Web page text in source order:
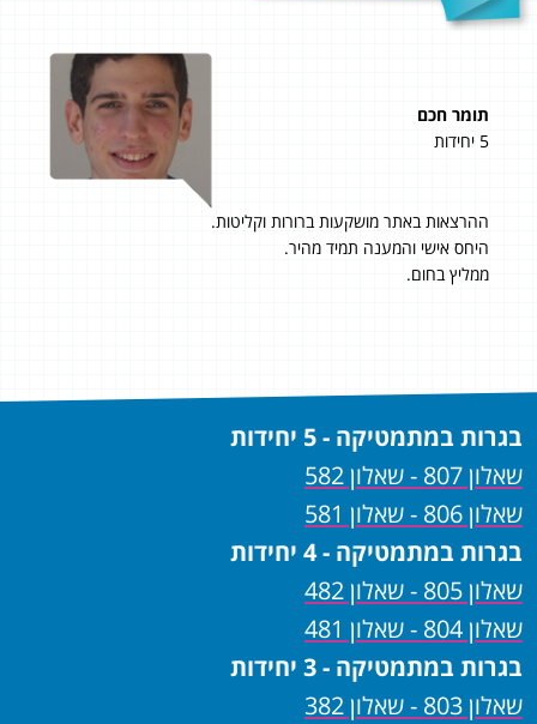
תומר חכם
5 יחידות
ההרצאות באתר מושקעות ברורות וקליטות.
היחס אישי והמענה תמיד מהיר.
ממליץ בחום.
בגרות במתמטיקה - 5 יחידות
שאלון 807 - שאלון 582
שאלון 806 - שאלון 581
בגרות במתמטיקה - 4 יחידות
שאלון 805 - שאלון 482
שאלון 804 - שאלון 481
בגרות במתמטיקה - 3 יחידות
שאלון 803 - שאלון 382